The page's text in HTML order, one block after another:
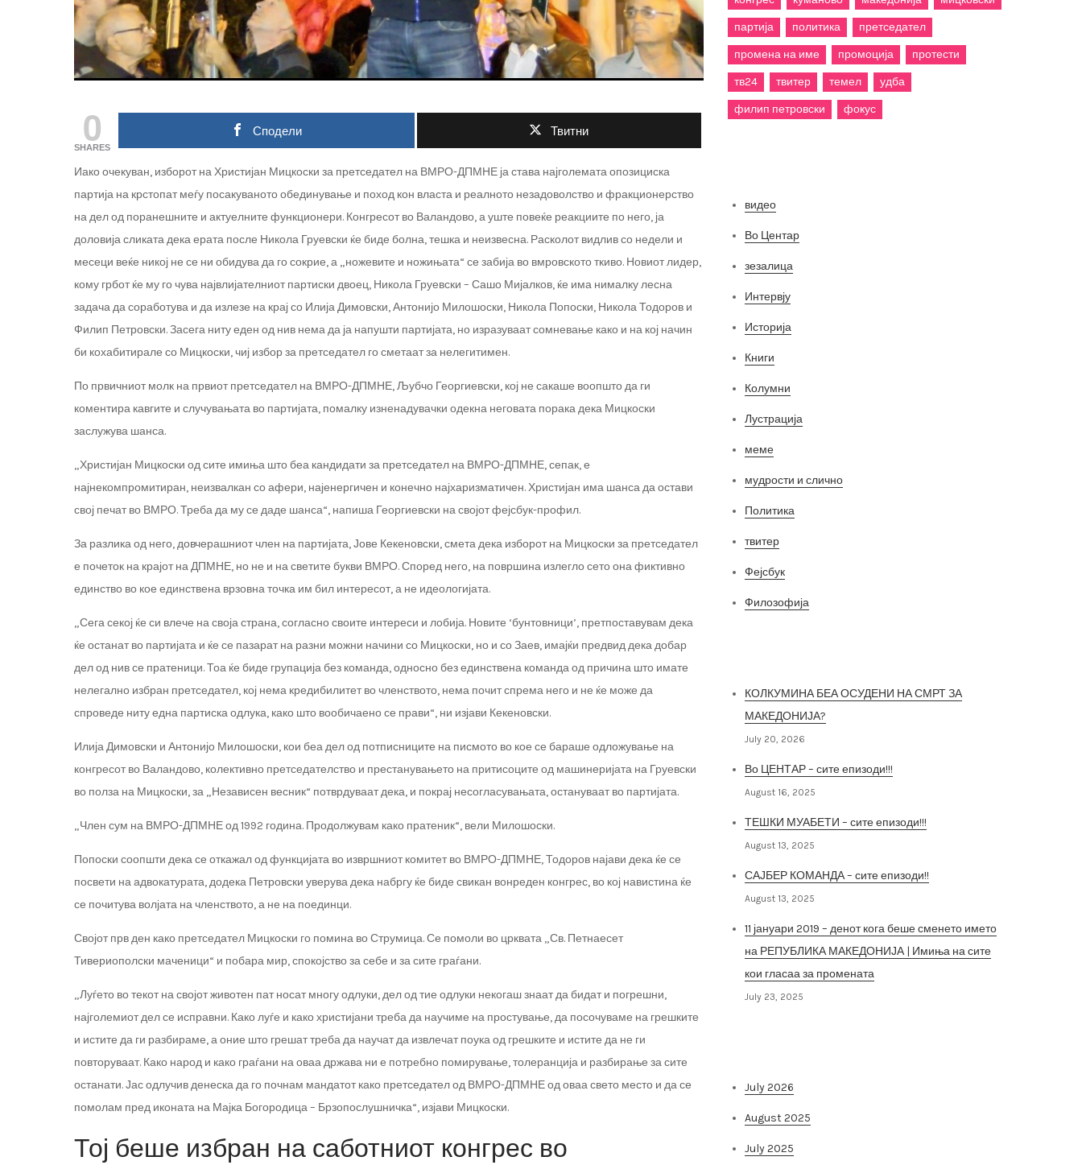
0
SHARES
Сподели Твитни
Иако очекуван, изборот на Христијан Мицкоски за претседател на ВМРО-ДПМНЕ ја става најголемата опозициска
партија на крстопат меѓу посакуваното обединување и поход кон власта и реалното незадоволство и фракционерство
на дел од поранешните и актуелните функционери. Конгресот во Валандово, а уште повеќе реакциите по него, ја
доловија сликата дека ерата после Никола Груевски ќе биде болна, тешка и неизвесна. Расколот видлив со недели и
месеци веќе никој не се ни обидува да го сокрие, а „ножевите и ножињата“ се забија во вмровското ткиво. Новиот лидер,
кому грбот ќе му го чува највлијателниот партиски двоец, Никола Груевски – Сашо Мијалков, ќе има нималку лесна
задача да соработува и да излезе на крај со Илија Димовски, Антонијо Милошоски, Никола Попоски, Никола Тодоров и
Филип Петровски. Засега ниту еден од нив нема да ја напушти партијата, но изразуваат сомневање како и на кој начин
би кохабитирале со Мицкоски, чиј избор за претседател го сметаат за нелегитимен.
По првичниот молк на првиот претседател на ВМРО-ДПМНЕ, Љубчо Георгиевски, кој не сакаше воопшто да ги
коментира кавгите и случувањата во партијата, помалку изненадувачки одекна неговата порака дека Мицкоски
заслужува шанса.
„Христијан Мицкоски од сите имиња што беа кандидати за претседател на ВМРО-ДПМНЕ, сепак, е
најнекомпромитиран, неизвалкан со афери, најенергичен и конечно најхаризматичен. Христијан има шанса да остави
свој печат во ВМРО. Треба да му се даде шанса“, напиша Георгиевски на својот фејсбук-профил.
За разлика од него, довчерашниот член на партијата, Јове Кекеновски, смета дека изборот на Мицкоски за претседател
е почеток на крајот на ДПМНЕ, но не и на светите букви ВМРО. Според него, на површина излегло сето она фиктивно
единство во кое единствена врзовна точка им бил интересот, а не идеологијата.
„Сега секој ќе си влече на своја страна, согласно своите интереси и лобија. Новите ‘бунтовници’, претпоставувам дека
ќе останат во партијата и ќе се пазарат на разни можни начини со Мицкоски, но и со Заев, имајќи предвид дека добар
дел од нив се пратеници. Тоа ќе биде групација без команда, односно без единствена команда од причина што имате
нелегално избран претседател, кој нема кредибилитет во членството, нема почит спрема него и не ќе може да
спроведе ниту една партиска одлука, како што вообичаено се прави“, ни изјави Кекеновски.
Илија Димовски и Антонијо Милошоски, кои беа дел од потписниците на писмото во кое се бараше одложување на
конгресот во Валандово, колективно претседателство и престанувањето на притисоците од машинеријата на Груевски
во полза на Мицкоски, за „Независен весник“ потврдуваат дека, и покрај несогласувањата, остануваат во партијата.
„Член сум на ВМРО-ДПМНЕ од 1992 година. Продолжувам како пратеник“, вели Милошоски.
Попоски соопшти дека се откажал од функцијата во извршниот комитет во ВМРО-ДПМНЕ, Тодоров најави дека ќе се
посвети на адвокатурата, додека Петровски уверува дека набргу ќе биде свикан вонреден конгрес, во кој навистина ќе
се почитува волјата на членството, а не на поединци.
Својот прв ден како претседател Мицкоски го помина во Струмица. Се помоли во црквата „Св. Петнаесет
Тивериополски маченици“ и побара мир, спокојство за себе и за сите граѓани.
„Луѓето во текот на својот животен пат носат многу одлуки, дел од тие одлуки некогаш знаат да бидат и погрешни,
најголемиот дел се исправни. Како луѓе и како христијани треба да научиме на простување, да посочуваме на грешките
и истите да ги разбираме, а оние што грешат треба да научат да извлечат поука од грешките и истите да не ги
повторуваат. Како народ и како граѓани на оваа држава ни е потребно помирување, толеранција и разбирање за сите
останати. Јас одлучив денеска да го почнам мандатот како претседател од ВМРО-ДПМНЕ од оваа свето место и да се
помолам пред иконата на Мајка Богородица – Брзопослушничка“, изјави Мицкоски.
Тој беше избран на саботниот конгрес во
партија
политика
претседател
промена на име
промоција
протести
тв24
твитер темел
удба
филип петровски
фокус
видео
Во Центар
зезалица
Интервју
Историја
Книги
Колумни
Лустрација
меме
мудрости и слично
Политика
твитер
Фејсбук
Филозофија
КОЛКУМИНА БЕА ОСУДЕНИ НА СМРТ ЗА
МАКЕДОНИЈА?
July 20, 2026
Во ЦЕНТАР – сите епизоди!!!
August 16, 2025
ТЕШКИ МУАБЕТИ – сите епизоди!!!
August 13, 2025
САЈБЕР КОМАНДА – сите епизоди!!
August 13, 2025
11 јануари 2019 – денот кога беше сменето името
на РЕПУБЛИКА МАКЕДОНИЈА | Имиња на сите
кои гласаа за промената
July 23, 2025
July 2026
August 2025
July 2025